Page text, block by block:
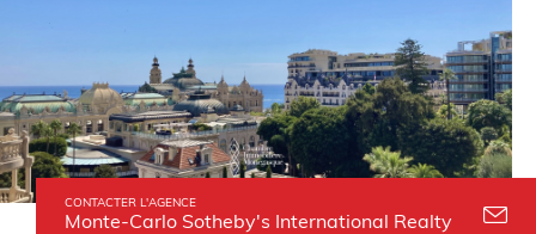
CONTACTER L'AGENCE
Monte-Carlo Sotheby's International Realty